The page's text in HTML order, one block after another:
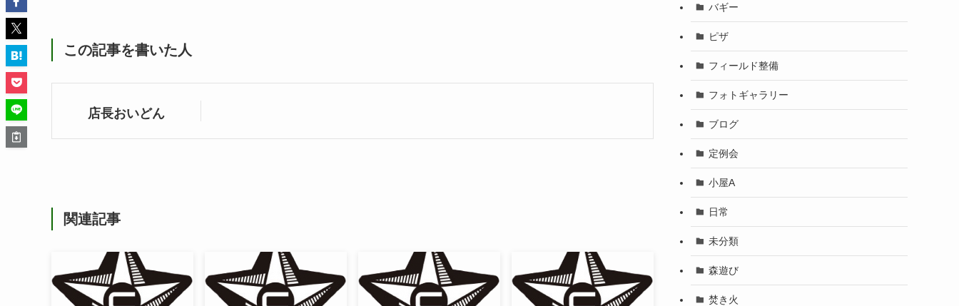
この記事を書いた人
店長おいどん
関連記事
バギー
ピザ
フィールド整備
フォトギャラリー
ブログ
定例会
小屋A
日常
未分類
森遊び
焚き火